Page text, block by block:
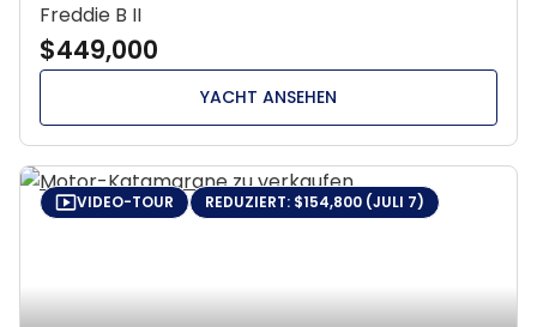
Freddie B II
$449,000
YACHT ANSEHEN
VIDEO-TOUR REDUZIERT: $154,800 (JULI 7)